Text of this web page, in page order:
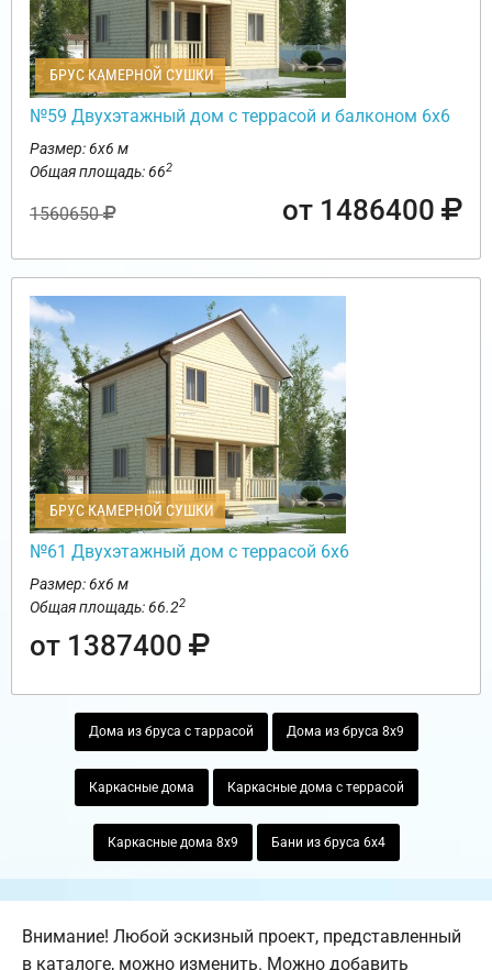
БРУС КАМЕРНОЙ СУШКИ
№59 Двухэтажный дом с террасой и балконом 6х6
Размер: 6х6 м
Общая площадь: 662
1560650 от 1486400
БРУС КАМЕРНОЙ СУШКИ
№61 Двухэтажный дом с террасой 6х6
Размер: 6х6 м
Общая площадь: 66.22
от 1387400
Дома из бруса с таррасой Дома из бруса 8х9
Каркасные дома Каркасные дома с террасой
Каркасные дома 8х9 Бани из бруса 6х4
Внимание! Любой эскизный проект, представленный
в каталоге, можно изменить. Можно добавить